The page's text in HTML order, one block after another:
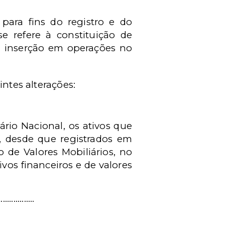
para fins do registro e do
refere à constituição de
em operações no
alterações:
Nacional, os ativos que
que registrados em
de Valores Mobiliários, no
financeiros e de valores